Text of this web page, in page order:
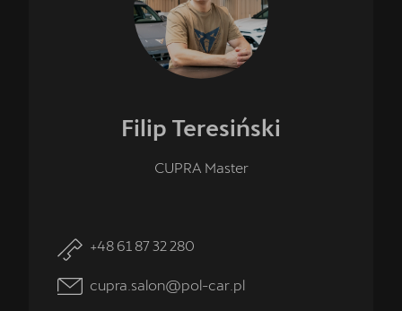
Filip Teresiński
CUPRA Master
+48 61 87 32 280
cupra.salon@pol-car.pl